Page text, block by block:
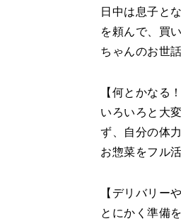
日中は息子と
を頼んで、買
ちゃんのお世
【何とかなる！
いろいろと大
ず、自分の体
お惣菜をフル
【デリバリー
とにかく準備